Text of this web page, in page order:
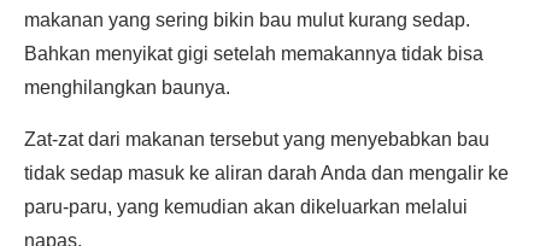
makanan yang sering bikin bau mulut kurang sedap.
Bahkan menyikat gigi setelah memakannya tidak bisa
menghilangkan baunya.
Zat-zat dari makanan tersebut yang menyebabkan bau
tidak sedap masuk ke aliran darah Anda dan mengalir ke
paru-paru, yang kemudian akan dikeluarkan melalui
napas.